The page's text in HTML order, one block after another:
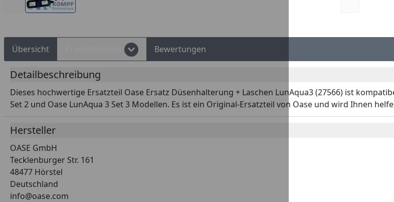
Übersicht Bewertungen
Detailbeschreibung
Dieses hochwertige Ersatzteil Oase Ersatz Düsenhalterung + Laschen LunAqua3 (27566) ist
Set 2 und Oase LunAqua 3 Set 3 Modellen. Es ist ein Original-Ersatzteil von Oase und wird Ihnen
Hersteller
OASE GmbH
Tecklenburger Str. 161
48477 Hörstel
Deutschland
info@oase.com